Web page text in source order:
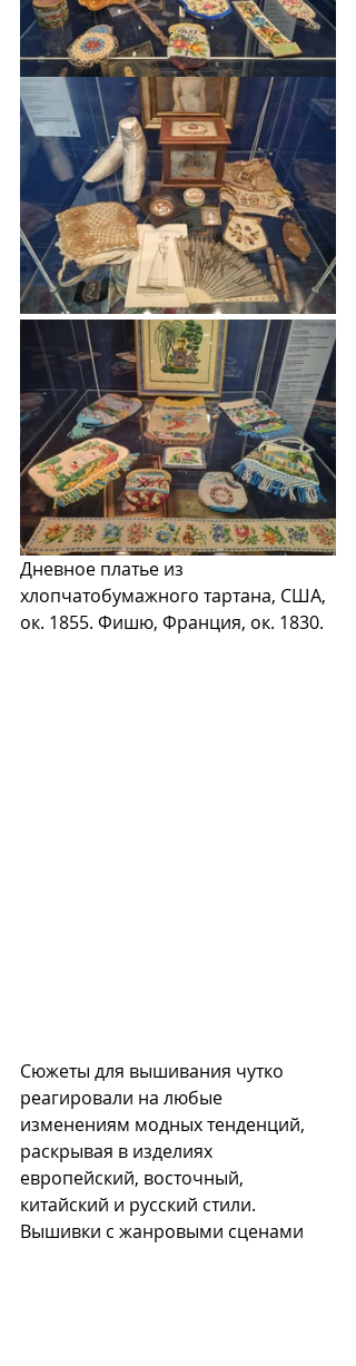
Дневное платье из
хлопчатобумажного тартана, США,
ок. 1855. Фишю, Франция, ок. 1830.
Сюжеты для вышивания чутко
реагировали на любые
изменениям модных тенденций,
раскрывая в изделиях
европейский, восточный,
китайский и русский стили.
Вышивки с жанровыми сценами